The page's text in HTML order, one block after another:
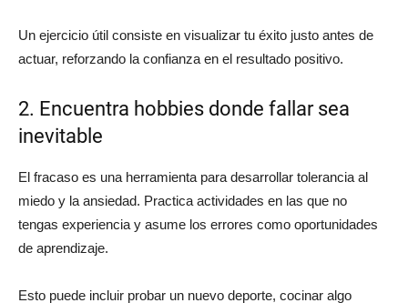
Un ejercicio útil consiste en visualizar tu éxito justo antes de
actuar, reforzando la confianza en el resultado positivo.
2. Encuentra hobbies donde fallar sea
inevitable
El fracaso es una herramienta para desarrollar tolerancia al
miedo y la ansiedad. Practica actividades en las que no
tengas experiencia y asume los errores como oportunidades
de aprendizaje.
Esto puede incluir probar un nuevo deporte, cocinar algo